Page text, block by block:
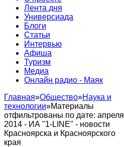
Лента дня
Универсиада
Блоги
Статьи
Интервью
Афиша
Туризм
Медиа
Онлайн радио - Маяк
Главная»Общество»Наука и
технологии»Материалы
отфильтрованы по дате: апреля
2014 - ИА "1-LINE" - новости
Красноярска и Красноярского
края